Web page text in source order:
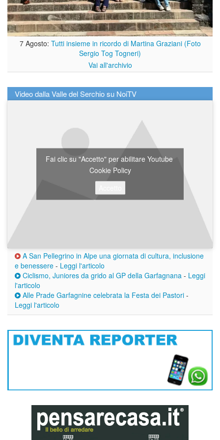
7 Agosto: Tutti insieme in ricordo di Martina Graziani (Foto
Sergio Tog Togneri)
Vai all'archivio
Video dalla Valle del Serchio su NoiTV
Fai clic su "Accetto" per abilitare Youtube
Cookie Policy
A San Pellegrino in Alpe una giornata di cultura, inclusione
e benessere - Leggi l'articolo
Ciclismo, Juniores da grido al GP della Garfagnana - Leggi
l'articolo
Alle Prade Garfagnine celebrata la Festa dei Pastori -
Leggi l'articolo